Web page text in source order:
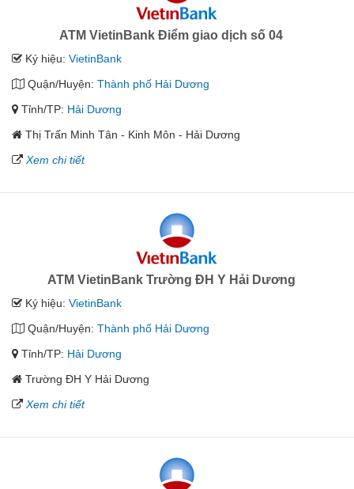
ATM VietinBank Điểm giao dịch số 04
Ký hiệu: VietinBank
Quận/Huyện: Thành phố Hải Dương
Tỉnh/TP: Hải Dương
Thị Trấn Minh Tân - Kinh Môn - Hải Dương
Xem chi tiết
ATM VietinBank Trường ĐH Y Hải Dương
Ký hiệu: VietinBank
Quận/Huyện: Thành phố Hải Dương
Tỉnh/TP: Hải Dương
Trường ĐH Y Hải Dương
Xem chi tiết